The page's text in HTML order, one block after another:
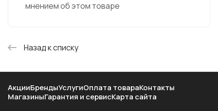
мнением об этом товаре
Назад к списку
АкцииБрендыУслугиОплата товараКонтакты
МагазиныГарантия и сервисКарта сайта